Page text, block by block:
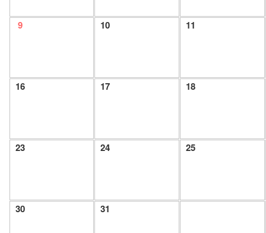
9 10 11
16 17 18
23 24 25
30 31